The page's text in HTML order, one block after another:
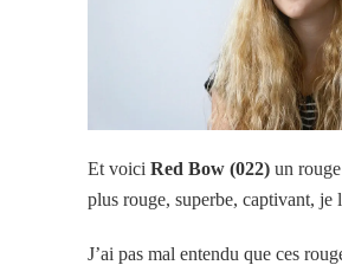
Et voici Red Bow (022) un
plus rouge, superbe, captivant, je
J’ai pas mal entendu que ces